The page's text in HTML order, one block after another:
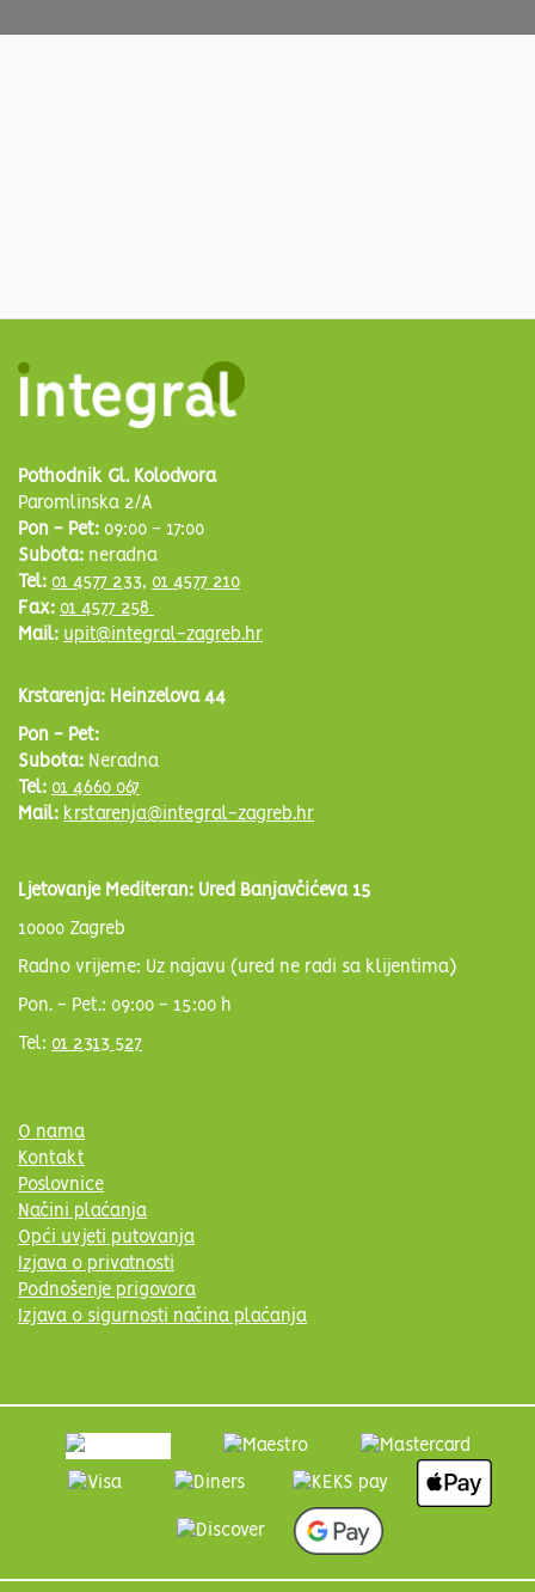
Pothodnik Gl. Kolodvora
Paromlinska 2/A
Pon - Pet: 09:00 - 17:00
Subota: neradna
Tel: 01 4577 233, 01 4577 210
Fax: 01 4577 258
Mail: upit@integral-zagreb.hr
Krstarenja: Heinzelova 44
Pon - Pet:
Subota: Neradna
Tel: 01 4660 067
Mail: krstarenja@integral-zagreb.hr
Ljetovanje Mediteran: Ured Banjavčićeva 15
10000 Zagreb
Radno vrijeme: Uz najavu (ured ne radi sa klijentima)
Pon. - Pet.: 09:00 - 15:00 h
Tel: 01 2313 527
O nama
Kontakt
Poslovnice
Načini plaćanja
Opći uvjeti putovanja
Izjava o privatnosti
Podnošenje prigovora
Izjava o sigurnosti načina plaćanja